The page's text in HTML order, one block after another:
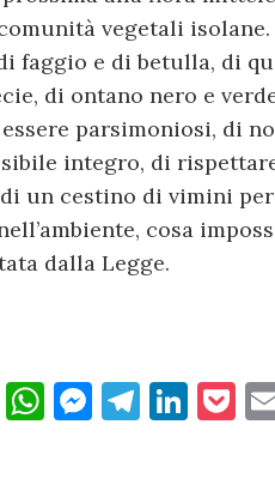
vegetali
faggio e di betulla, di
di ontano nero e
parsimoniosi, di
integro, di
un cestino di vimini
cosa
dalla Legge.
W M T Li P